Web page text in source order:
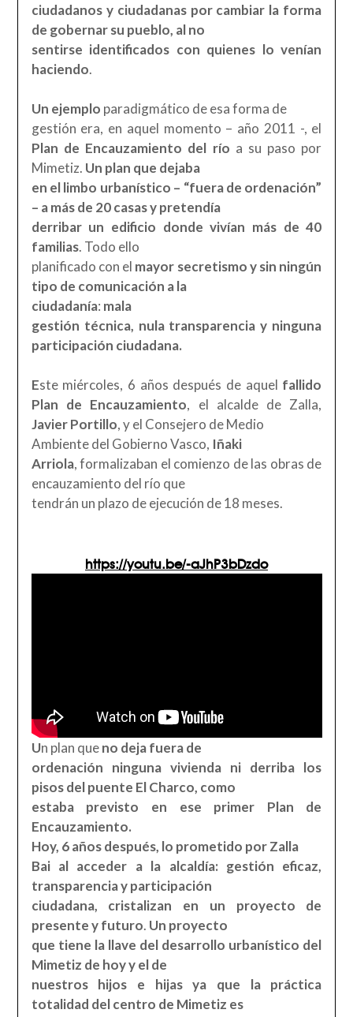
ciudadanos y ciudadanas por cambiar la forma
de gobernar su pueblo, al no
sentirse identificados con quienes lo venían
haciendo.
Un ejemplo paradigmático de esa forma de
gestión era, en aquel momento – año 2011 -, el
Plan de Encauzamiento del río a su paso por
Mimetiz. Un plan que dejaba
en el limbo urbanístico – “fuera de ordenación”
– a más de 20 casas y pretendía
derribar un edificio donde vivían más de 40
familias. Todo ello
planificado con el mayor secretismoy sin ningún
tipo de comunicación a la
ciudadanía: mala
gestión técnica, nula transparencia y ninguna
participación ciudadana.
Este miércoles, 6 años después de aquel fallido
Plan de Encauzamiento, el alcalde de Zalla,
Javier Portillo, y el Consejero de Medio
Ambiente del Gobierno Vasco, Iñaki
Arriola, formalizaban el comienzo de las obras de
encauzamiento del río que
tendrán un plazo de ejecución de 18 meses.
https://youtu.be/-aJhP3bDzdo
Un plan queno deja fuera de
ordenación ninguna vivienda ni derriba los
pisos del puente El Charco, como
estaba previsto en ese primer Plan de
Encauzamiento.
Hoy, 6 años después, lo prometido por Zalla
Bai al acceder a la alcaldía: gestión eficaz,
transparencia y participación
ciudadana, cristalizan en un proyecto de
presente y futuro. Un proyecto
que tiene la llave del desarrollo urbanístico del
Mimetiz de hoy y el de
nuestros hijos e hijas ya que la práctica
totalidad del centro de Mimetiz es